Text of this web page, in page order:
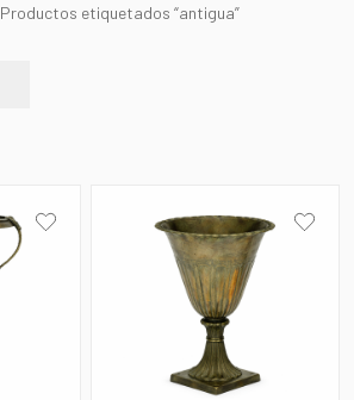
Productos etiquetados “antigua”